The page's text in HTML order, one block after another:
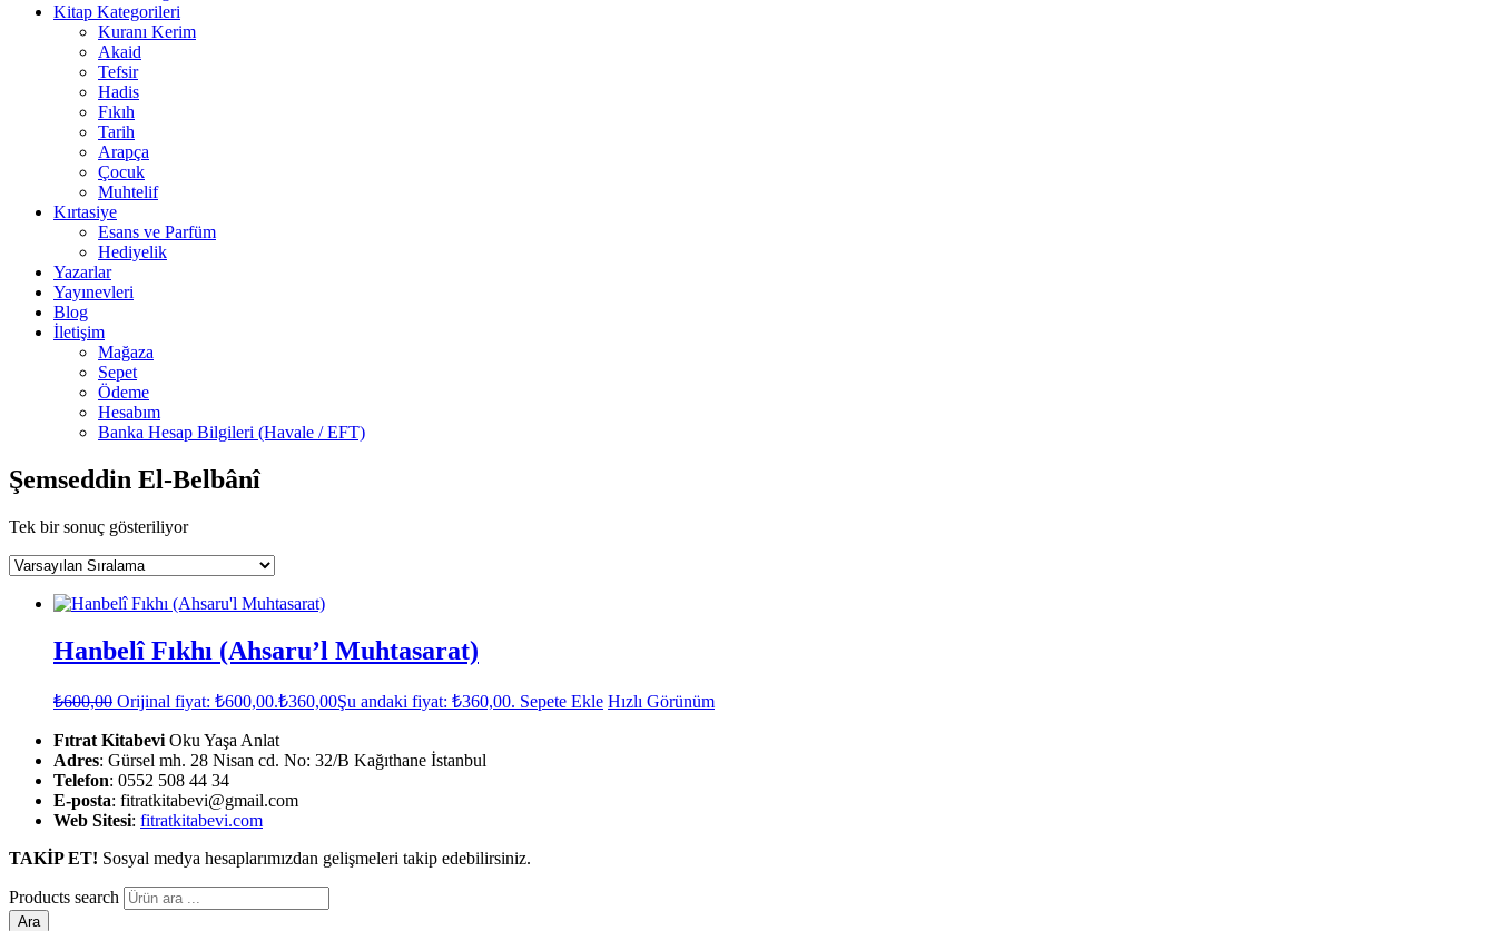
Kitap Kategorileri
Kuranı Kerim
Akaid
Tefsir
Hadis
Fıkıh
Tarih
Arapça
Çocuk
Muhtelif
Kırtasiye
Esans ve Parfüm
Hediyelik
Yazarlar
Yayınevleri
Blog
İletişim
Mağaza
Sepet
Ödeme
Hesabım
Banka Hesap Bilgileri (Havale / EFT)
Şemseddin El-Belbânî
Tek bir sonuç gösteriliyor
Hanbelî Fıkhı (Ahsaru’l Muhtasarat)
₺600,00 Orijinal fiyat: ₺600,00.₺360,00Şu andaki fiyat: ₺360,00. Sepete Ekle Hızlı Görünüm
Fıtrat Kitabevi Oku Yaşa Anlat
Adres: Gürsel mh. 28 Nisan cd. No: 32/B Kağıthane İstanbul
Telefon: 0552 508 44 34
E-posta: fitratkitabevi@gmail.com
Web Sitesi: fitratkitabevi.com
TAKİP ET! Sosyal medya hesaplarımızdan gelişmeleri takip edebilirsiniz.
Products search
Ara